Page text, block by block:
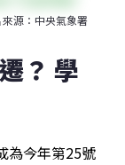
源：中央氣象署
？ 學
為今年第25號